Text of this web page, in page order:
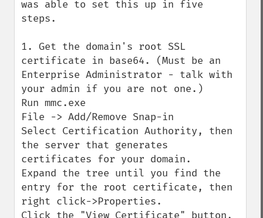
was able to set this up in five
steps.
1. Get the domain's root SSL
certificate in base64. (Must be an
Enterprise Administrator - talk with
your admin if you are not one.)
Run mmc.exe
File -> Add/Remove Snap-in
Select Certification Authority, then
the server that generates
certificates for your domain.
Expand the tree until you find the
entry for the root certificate, then
right click->Properties.
Click the "View Certificate" button,